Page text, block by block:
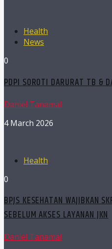
Health
News
0
PDPI SOROTI DARURAT TB &
Daniel Tanamal
4 March 2026
Health
0
BPJS KESEHATAN WAJIBKAN
SEBELUM AKSES LAYANAN JKN
Daniel Tanamal